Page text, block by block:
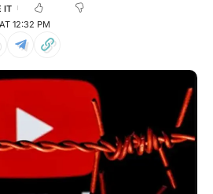
12:32 PM